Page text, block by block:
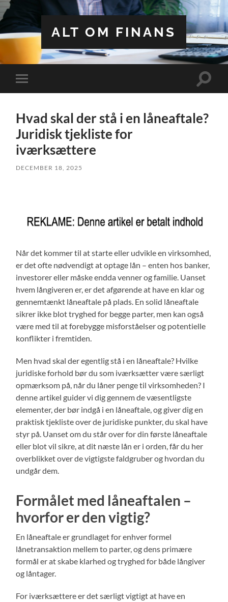
ALT OM FINANS
Toggle
mobile
Toggle
Hvad skal der stå i en låneaftale?
Juridisk tjekliste for
iværksættere
DECEMBER 18, 2025
Når det kommer til at starte eller udvikle en virksomhed,
er det ofte nødvendigt at optage lån – enten hos banker,
investorer eller måske endda venner og familie. Uanset
hvem långiveren er, er det afgørende at have en klar og
gennemtænkt låneaftale på plads. En solid låneaftale
sikrer ikke blot tryghed for begge parter, men kan også
være med til at forebygge misforståelser og potentielle
konflikter i fremtiden.
Men hvad skal der egentlig stå i en låneaftale? Hvilke
juridiske forhold bør du som iværksætter være særligt
opmærksom på, når du låner penge til virksomheden? I
denne artikel guider vi dig gennem de væsentligste
elementer, der bør indgå i en låneaftale, og giver dig en
praktisk tjekliste over de juridiske punkter, du skal have
styr på. Uanset om du står over for din første låneaftale
eller blot vil sikre, at dit næste lån er i orden, får du her
overblikket over de vigtigste faldgruber og hvordan du
undgår dem.
Formålet med låneaftalen –
hvorfor er den vigtig?
En låneaftale er grundlaget for enhver formel
lånetransaktion mellem to parter, og dens primære
formål er at skabe klarhed og tryghed for både långiver
og låntager.
For iværksættere er det særligt vigtigt at have en